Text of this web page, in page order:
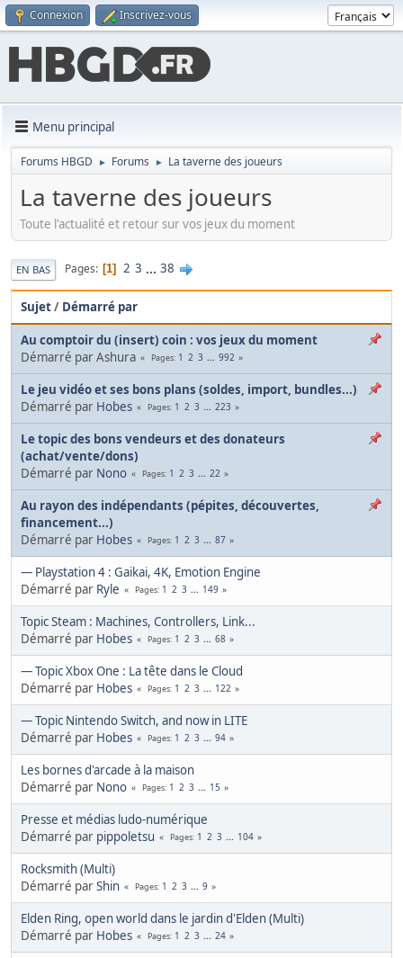
Connexion Inscrivez-vous
Menu principal
Forums HBGD ► Forums ► La taverne des joueurs
La taverne des joueurs
Toute l'actualité et retour sur vos jeux du moment
EN BAS Pages 1 2 3 ... 38
Sujet/ Démarré par
Au comptoir du (insert) coin : vos jeux du moment
Démarré par Ashura
Pages 1 2 3 ... 992
Le jeu vidéo et ses bons plans (soldes, import, bundles...)
Démarré par Hobes Pages 1 2 3 ... 223
Le topic des bons vendeurs et des donateurs
(achat/vente/dons)
Démarré par Nono Pages 1 2 3 ... 22
Au rayon des indépendants (pépites, découvertes,
financement...)
Démarré par Hobes Pages 1 2 3 ... 87
— Playstation 4 : Gaikai, 4K, Emotion Engine
Démarré par Ryle Pages 1 2 3 ... 149
Topic Steam : Machines, Controllers, Link...
Démarré par Hobes Pages 1 2 3 ... 68
— Topic Xbox One : La tête dans le Cloud
Démarré par Hobes Pages 1 2 3 ... 122
— Topic Nintendo Switch, and now in LITE
Démarré par Hobes Pages 1 2 3 ... 94
Les bornes d'arcade à la maison
Démarré par Nono Pages 1 2 3 ... 15
Presse et médias ludo-numérique
Démarré par pippoletsu Pages 1 2 3 ... 104
Rocksmith (Multi)
Démarré parShin Pages 1 2 3 ... 9
Elden Ring, open world dans le jardin d'Elden (Multi)
Démarré par Hobes Pages 1 2 3 ... 24